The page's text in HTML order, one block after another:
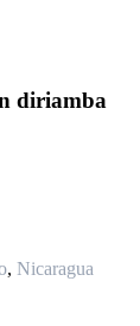
diriamba
, Nicaragua